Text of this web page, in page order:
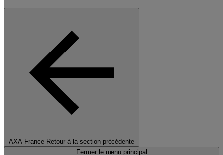
AXA France Retour à la section précédente
Fermer le menu principal